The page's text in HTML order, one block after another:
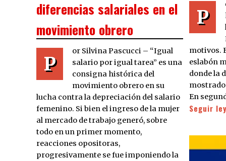
diferencias salariales en el
movimiento obrero
P
or Silvina Pascucci – “Igual
salario por igual tarea” es una
consigna histórica del
movimiento obrero en su
lucha contra la depreciación del salario
femenino. Si bien el ingreso de la mujer
al mercado de trabajo generó, sobre
todo en un primer momento,
reacciones opositoras,
progresivamente se fue imponiendo la
P
motivos.
eslabón
donde la
En
Seguir